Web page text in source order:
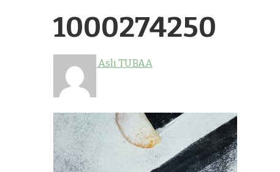
1000274250
Aslı TUBAA